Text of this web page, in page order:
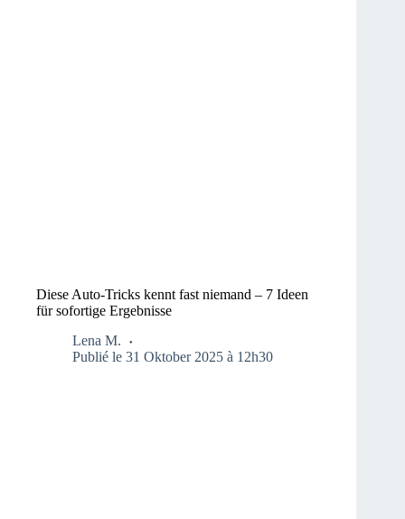
Diese Auto-Tricks kennt fast niemand – 7 Ideen
für sofortige Ergebnisse
Lena M.
Publié le 31 Oktober 2025 à 12h30